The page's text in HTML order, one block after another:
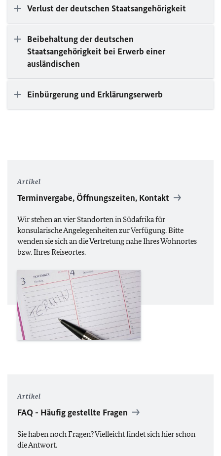
Verlust der deutschen Staatsangehörigkeit
Beibehaltung der deutschen
Staatsangehörigkeit bei Erwerb einer
ausländischen
Einbürgerung und Erklärungserwerb
Artikel
Terminvergabe, Öffnungszeiten, Kontakt
Wir stehen an vier Standorten in Südafrika für
konsularische Angelegenheiten zur Verfügung. Bitte
wenden sie sich an die Vertretung nahe Ihres Wohnortes
bzw. Ihres Reiseortes.
Artikel
FAQ - Häufig gestellte Fragen
Sie haben noch Fragen? Vielleicht findet sich hier schon
die Antwort.